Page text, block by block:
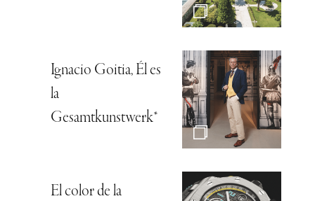
Ignacio Goitia, Él es
la
Gesamtkunstwerk*
El color de la